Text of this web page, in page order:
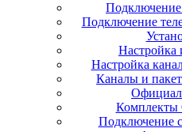
Подключение
Настройка
Каналы и
Подключение